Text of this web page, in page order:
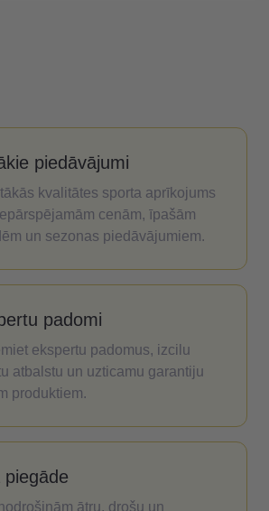
piedāvājumi
kvalitātes sporta aprīkojums
cenām, īpašām
un sezonas piedāvājumiem.
padomi
ekspertu padomus, izcilu
atbalstu un uzticamu garantiju
produktiem.
piegāde
ātru, drošu un